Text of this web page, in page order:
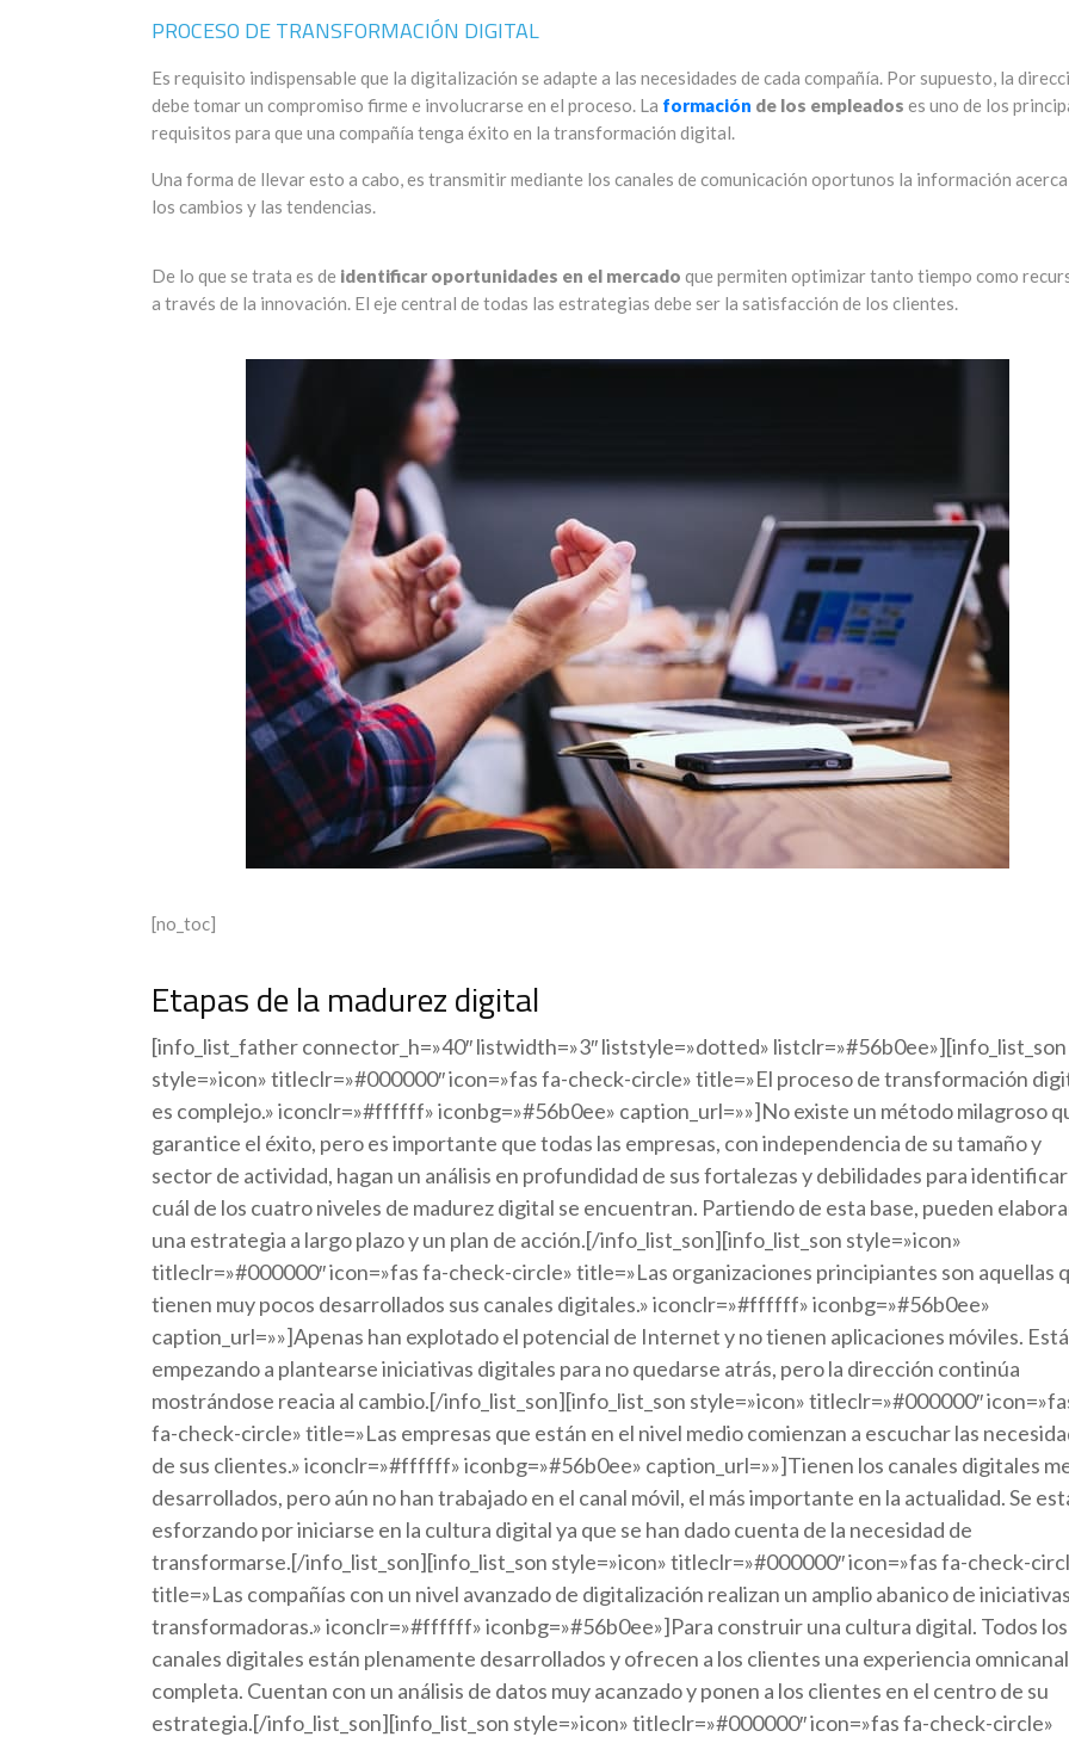
PROCESO DE TRANSFORMACIÓN DIGITAL
Es requisito indispensable que la digitalización se adapte a las necesidades de cada compañía. Por supuesto, la
debe tomar un compromiso firme e involucrarse en el proceso. La formación de los empleados es uno de los
requisitos para que una compañía tenga éxito en la transformación digital.
Una forma de llevar esto a cabo, es transmitir mediante los canales de comunicación oportunos la información acerca
los cambios y las tendencias.
De lo que se trata es de identificar oportunidades en el mercado que permiten optimizar tanto tiempo como
a través de la innovación. El eje central de todas las estrategias debe ser la satisfacción de los clientes.
[no_toc]
Etapas de la madurez digital
[info_list_father connector_h=»40″ listwidth=»3″ liststyle=»dotted» listclr=»#56b0ee»][info_list_son
style=»icon» titleclr=»#000000″ icon=»fas fa-check-circle» title=»El proceso de transformación
es complejo.» iconclr=»#ffffff» iconbg=»#56b0ee» caption_url=»»]No existe un método milagroso
garantice el éxito, pero es importante que todas las empresas, con independencia de su tamaño y
sector de actividad, hagan un análisis en profundidad de sus fortalezas y debilidades para
cuál de los cuatro niveles de madurez digital se encuentran. Partiendo de esta base, pueden
una estrategia a largo plazo y un plan de acción.[/info_list_son][info_list_son style=»icon»
titleclr=»#000000″ icon=»fas fa-check-circle» title=»Las organizaciones principiantes son aquellas
tienen muy pocos desarrollados sus canales digitales.» iconclr=»#ffffff» iconbg=»#56b0ee»
caption_url=»»]Apenas han explotado el potencial de Internet y no tienen aplicaciones móviles.
empezando a plantearse iniciativas digitales para no quedarse atrás, pero la dirección continúa
mostrándose reacia al cambio.[/info_list_son][info_list_son style=»icon» titleclr=»#000000″
fa-check-circle» title=»Las empresas que están en el nivel medio comienzan a escuchar las
de sus clientes.» iconclr=»#ffffff» iconbg=»#56b0ee» caption_url=»»]Tienen los canales digitales
desarrollados, pero aún no han trabajado en el canal móvil, el más importante en la actualidad. Se
esforzando por iniciarse en la cultura digital ya que se han dado cuenta de la necesidad de
transformarse.[/info_list_son][info_list_son style=»icon» titleclr=»#000000″ icon=»fas fa-check-
title=»Las compañías con un nivel avanzado de digitalización realizan un amplio abanico de iniciativas
transformadoras.» iconclr=»#ffffff» iconbg=»#56b0ee»]Para construir una cultura digital. Todos los
canales digitales están plenamente desarrollados y ofrecen a los clientes una experiencia omnicanal
completa. Cuentan con un análisis de datos muy acanzado y ponen a los clientes en el centro de su
estrategia.[/info_list_son][info_list_son style=»icon» titleclr=»#000000″ icon=»fas fa-check-circle»